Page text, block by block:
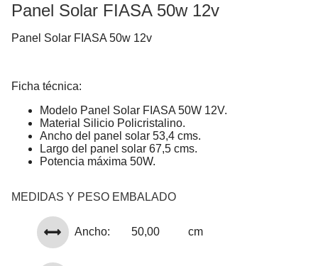
Panel Solar FIASA 50w 12v
Panel Solar FIASA 50w 12v
Ficha técnica:
Modelo Panel Solar FIASA 50W 12V.
Material Silicio Policristalino.
Ancho del panel solar 53,4 cms.
Largo del panel solar 67,5 cms.
Potencia máxima 50W.
MEDIDAS Y PESO EMBALADO
Ancho: 50,00 cm